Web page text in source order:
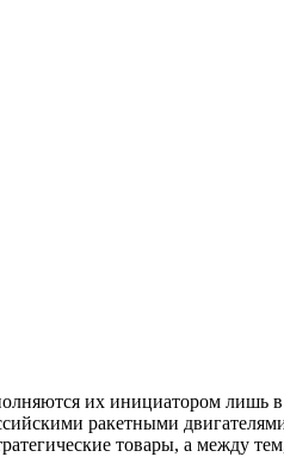
их инициатором лишь в
ракетными
товары, а между